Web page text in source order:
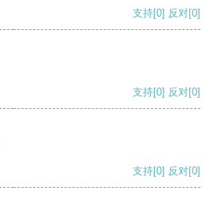
支持[0] 反对[0]
支持[0] 反对[0]
支持[0] 反对[0]